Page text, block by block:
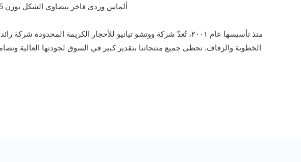
منذ تأسيسها عام ٢٠٠١، تُعدّ شركة ووتشو تيانيو للأحجار الكريمة
الخطوبة والزفاف. تحظى جميع منتجاتنا بتقدير كبير في السوق لجودتها العالية